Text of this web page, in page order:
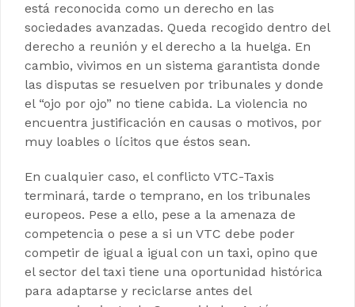
está reconocida como un derecho en las
sociedades avanzadas. Queda recogido dentro del
derecho a reunión y el derecho a la huelga. En
cambio, vivimos en un sistema garantista donde
las disputas se resuelven por tribunales y donde
el “ojo por ojo” no tiene cabida. La violencia no
encuentra justificación en causas o motivos, por
muy loables o lícitos que éstos sean.
En cualquier caso, el conflicto VTC-Taxis
terminará, tarde o temprano, en los tribunales
europeos. Pese a ello, pese a la amenaza de
competencia o pese a si un VTC debe poder
competir de igual a igual con un taxi, opino que
el sector del taxi tiene una oportunidad histórica
para adaptarse y reciclarse antes del